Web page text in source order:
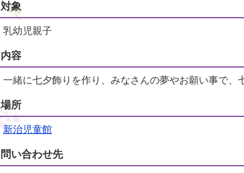
対象
乳幼児親子
内容
一緒に七夕飾りを作り、みなさんの夢やお願い事で
場所
新治児童館
問い合わせ先